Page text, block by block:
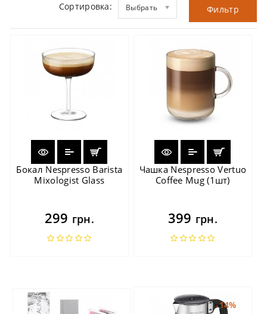
Сортировка: Выбрать Фильтр
Бокал Nespresso Barista
Mixologist Glass
299 грн.
Чашка Nespresso Vertuo
Coffee Mug (1шт)
399 грн.
-14%